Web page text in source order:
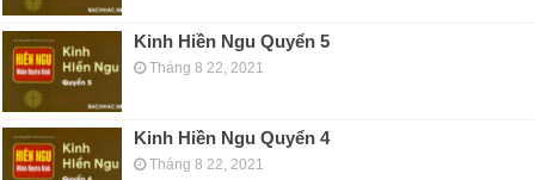
Kinh Hiền Ngu Quyển 5
Tháng 8 22, 2021
Kinh Hiền Ngu Quyển 4
Tháng 8 22, 2021